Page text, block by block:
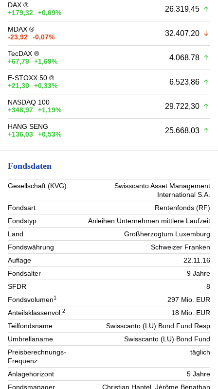
DAX ®
+179,32
+0,69% 26.319,45
MDAX ®
-23,92
-0,07% 32.407,20
TecDAX ®
+67,79
+1,69% 4.068,78
E-STOXX 50 ®
+21,30
+0,33% 6.523,86
NASDAQ 100
+348,97
+1,19% 29.722,30
HANG SENG
+136,03
+0,53% 25.668,03
Fondsdaten
Gesellschaft (KVG)
Swisscanto Asset Management
International S.A.
Fondsart
Rentenfonds (RF)
Fondstyp
Anleihen Unternehmen mittlere Laufzeit
Land
Großherzogtum Luxemburg
Fondswährung
Schweizer Franken
Auflage
22.11.16
Fondsalter
9 Jahre
SFDR
8
Fondsvolumen1
297 Mio. EUR
Anteilsklassenvol.2
18 Mio. EUR
Teilfondsname
Swisscanto (LU) Bond Fund Resp
Umbrellaname
Swisscanto (LU) Bond Fund
Preisberechnungs-
Frequenz
täglich
Anlagehorizont
5 Jahre
Fondsmanager
Christian Hantel, Jérôme Benathan